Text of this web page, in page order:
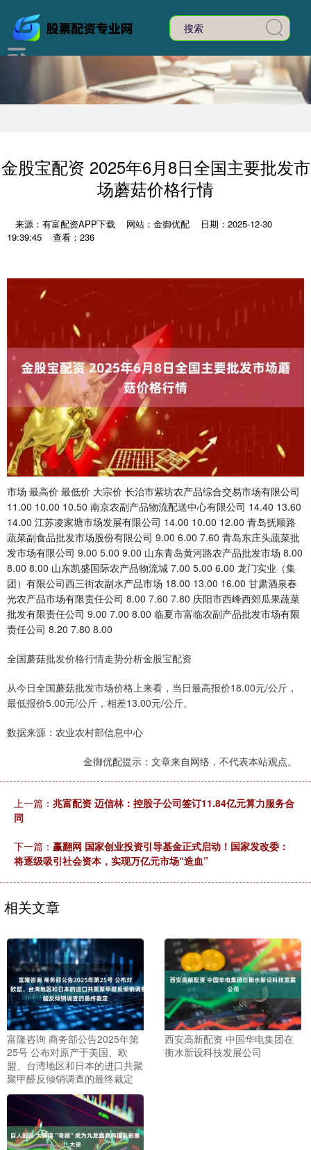
金股宝配资 2025年6月8日全国主要批发市
场蘑菇价格行情
来源：有富配资APP下载 网站：金御优配
日期：2025-12-30
19:39:45
查看：236
市场 最高价 最低价 大宗价 长治市紫坊农产品综合交易市场有限公司
11.00 10.00 10.50 南京农副产品物流配送中心有限公司 14.40 13.60
14.00 江苏凌家塘市场发展有限公司 14.00 10.00 12.00 青岛抚顺路
蔬菜副食品批发市场股份有限公司 9.00 6.00 7.60 青岛东庄头蔬菜批
发市场有限公司 9.00 5.00 9.00 山东青岛黄河路农产品批发市场 8.00
8.00 8.00 山东凯盛国际农产品物流城 7.00 5.00 6.00 龙门实业（集
团）有限公司西三街农副水产品市场 18.00 13.00 16.00 甘肃酒泉春
光农产品市场有限责任公司 8.00 7.60 7.80 庆阳市西峰西郊瓜果蔬菜
批发有限责任公司 9.00 7.00 8.00 临夏市富临农副产品批发市场有限
责任公司 8.20 7.80 8.00
全国蘑菇批发价格行情走势分析金股宝配资
从今日全国蘑菇批发市场价格上来看，当日最高报价18.00元/公斤，
最低报价5.00元/公斤，相差13.00元/公斤。
数据来源：农业农村部信息中心
金御优配提示：文章来自网络，不代表本站观点。
上一篇： 兆富配资 迈信林：控股子公司签订11.84亿元算力服务合
同
下一篇： 赢翻网 国家创业投资引导基金正式启动！国家发改委：
将逐级吸引社会资本，实现万亿元市场“造血”
相关文章
富隆咨询 商务部公告2025年第
25号 公布对原产于美国、欧
盟、台湾地区和日本的进口共聚
聚甲醛反倾销调查的最终裁定
西安高新配资 中国华电集团在
衡水新设科技发展公司